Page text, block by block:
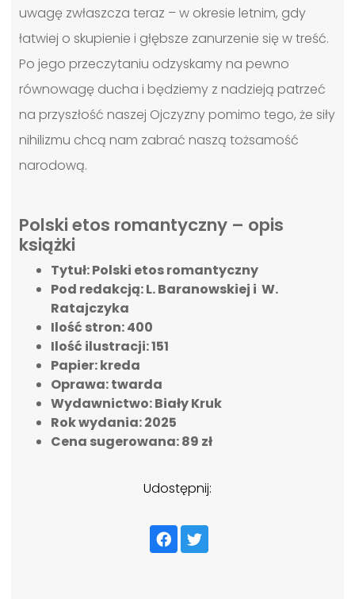
uwagę zwłaszcza teraz – w okresie letnim, gdy
łatwiej o skupienie i głębsze zanurzenie się w treść.
Po jego przeczytaniu odzyskamy na pewno
równowagę ducha i będziemy z nadzieją patrzeć
na przyszłość naszej Ojczyzny pomimo tego, że siły
nihilizmu chcą nam zabrać naszą tożsamość
narodową.
Polski etos romantyczny – opis
książki
Tytuł: Polski etos romantyczny
Pod redakcją: L. Baranowskiej i W.
Ratajczyka
Ilość stron: 400
Ilość ilustracji: 151
Papier: kreda
Oprawa: twarda
Wydawnictwo: Biały Kruk
Rok wydania: 2025
Cena sugerowana: 89 zł
Udostępnij: